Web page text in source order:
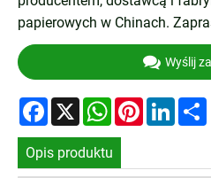
papierowych w Chinach.
Wyślij
Facebook
X WhatsApp
Pinterest
Opis produktu